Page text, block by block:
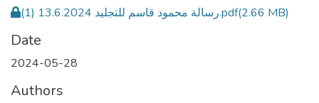
رسالة محمود قاسم للتجليد 13.6.2024 (1).pdf(2.66 MB)
Date
2024-05-28
Authors